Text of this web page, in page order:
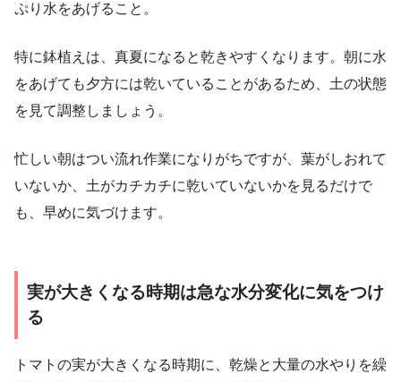
ぷり水をあげること。
特に鉢植えは、真夏になると乾きやすくなります。朝に水
をあげても夕方には乾いていることがあるため、土の状態
を見て調整しましょう。
忙しい朝はつい流れ作業になりがちですが、葉がしおれて
いないか、土がカチカチに乾いていないかを見るだけで
も、早めに気づけます。
実が大きくなる時期は急な水分変化に気をつけ
る
トマトの実が大きくなる時期に、乾燥と大量の水やりを繰